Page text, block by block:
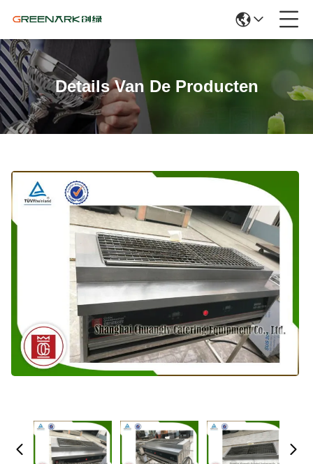
Details Van De Producten